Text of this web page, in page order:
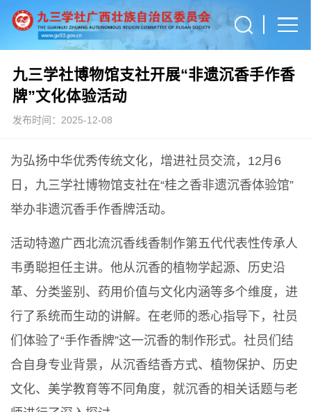
九三学社博物馆支社开展“非遗沉香手作香
牌”文化体验活动
发布时间：2025-12-08
为弘扬中华优秀传统文化，增进社员交流，12月6
日，九三学社博物馆支社在“桂之香非遗沉香体验馆”
举办非遗沉香手作香牌活动。
活动特邀广西北流沉香线香制作第五代代表性传承人
韦勇聪担任主讲。他从沉香的植物学起源、历史沿
革、分类鉴别、药用价值与文化内涵等多个维度，进
行了系统而生动的讲解。在老师的悉心指导下，社员
们体验了“手作香牌”这一沉香的制作形式。社员们结
合自身专业背景，从沉香结香方式、植物保护、历史
文化、美学教育等不同角度，就沉香的相关话题与老